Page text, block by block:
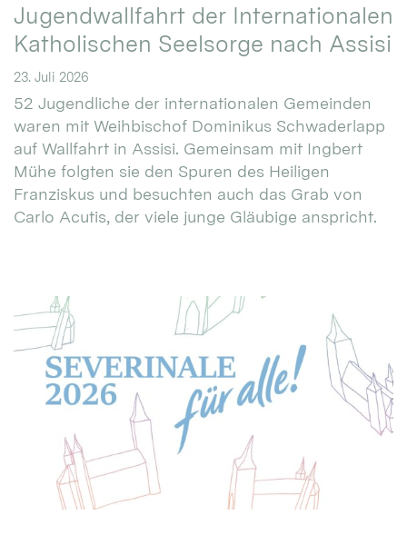
Jugendwallfahrt der Internationalen
Katholischen Seelsorge nach Assisi
23. Juli 2026
52 Jugendliche der internationalen Gemeinden
waren mit Weihbischof Dominikus Schwaderlapp
auf Wallfahrt in Assisi. Gemeinsam mit Ingbert
Mühe folgten sie den Spuren des Heiligen
Franziskus und besuchten auch das Grab von
Carlo Acutis, der viele junge Gläubige anspricht.